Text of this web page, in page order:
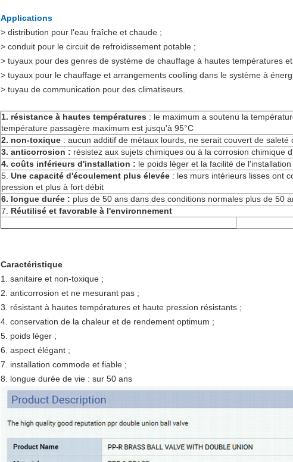
Applications
> distribution pour l'eau fraîche et chaude ;
> conduit pour le circuit de refroidissement potable ;
> tuyaux pour des genres de système de chauffage à hautes températures
> tuyaux pour le chauffage et arrangements coolling dans le système à
> tuyau de communication pour des climatiseurs.
1. résistance à hautes températures : le maximum a soutenu la
température passagère maximum est jusqu'à 95°C
2. non-toxique : aucun additif de métaux lourds, ne serait couvert de
3. anticorrosion : résistez aux sujets chimiques ou à la corrosion chimique
4. coûts inférieurs d'installation : le poids léger et la facilité de
5. Une capacité d'écoulement plus élevée : les murs intérieurs lisses ont
pression et plus à fort débit
6. longue durée : plus de 50 ans dans des conditions normales plus de 50
7. Réutilisé et favorable à l'environnement
Caractéristique
1. sanitaire et non-toxique ;
2. anticorrosion et ne mesurant pas ;
3. résistant à hautes températures et haute pression résistants ;
4. conservation de la chaleur et de rendement optimum ;
5. poids léger ;
6. aspect élégant ;
7. installation commode et fiable ;
8. longue durée de vie : sur 50 ans